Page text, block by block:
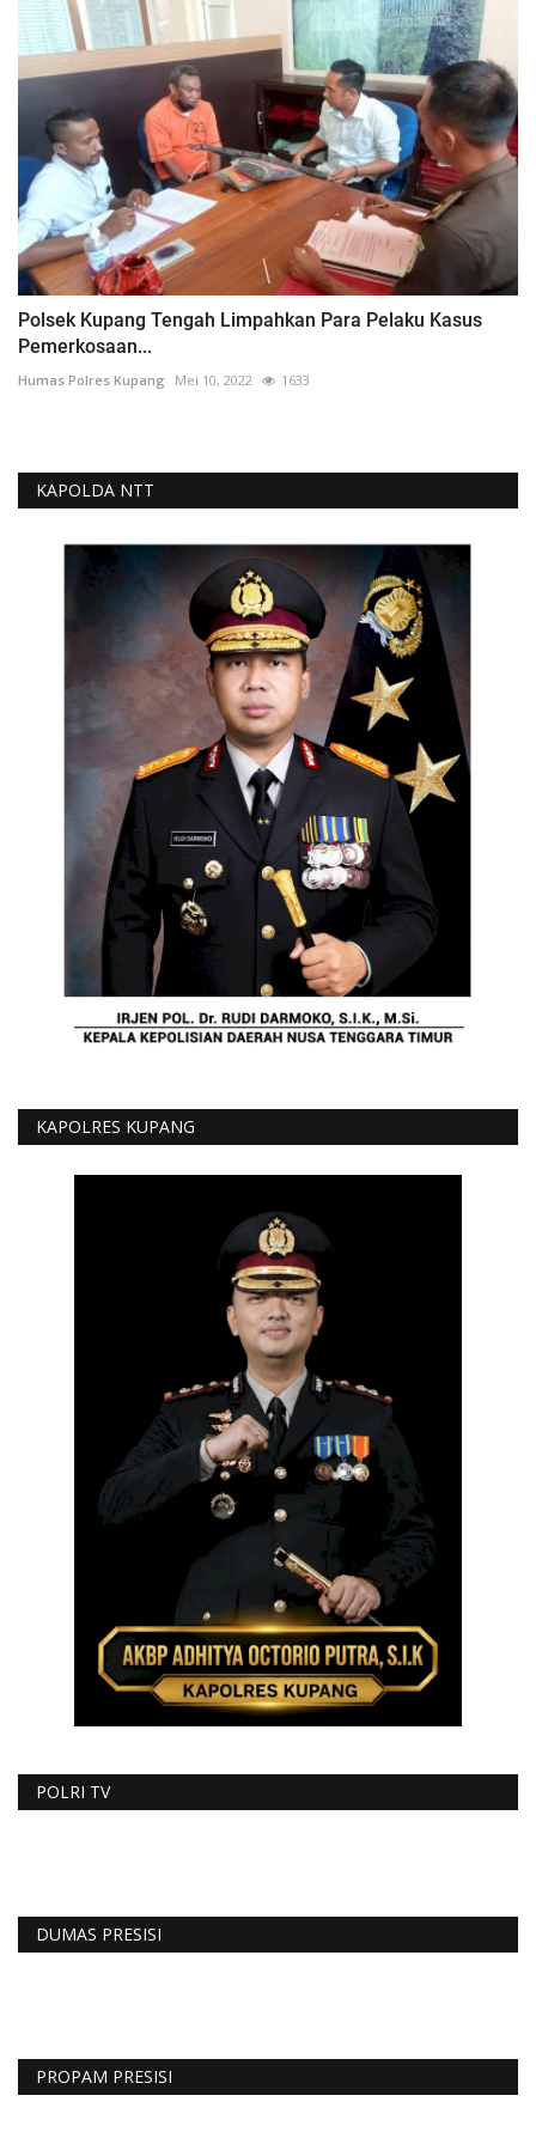
Polsek Kupang Tengah Limpahkan Para Pelaku Kasus
Pemerkosaan...
Humas Polres Kupang Mei 10, 2022 1633
KAPOLDA NTT
KAPOLRES KUPANG
POLRI TV
DUMAS PRESISI
PROPAM PRESISI